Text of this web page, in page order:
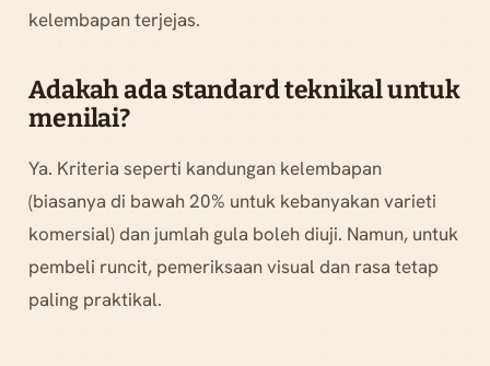
kelembapan terjejas.
Adakah ada standard teknikal untuk
menilai?
Ya. Kriteria seperti kandungan kelembapan
(biasanya di bawah 20% untuk kebanyakan varieti
komersial) dan jumlah gula boleh diuji. Namun, untuk
pembeli runcit, pemeriksaan visual dan rasa tetap
paling praktikal.